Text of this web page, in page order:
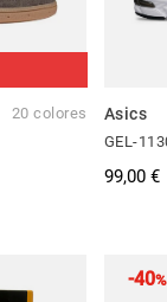
20 colores
Asics
GEL-
99,00 €
-40%